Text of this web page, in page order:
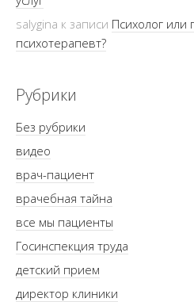
salygina к записи Психолог или
психотерапевт?
Рубрики
Без рубрики
видео
врач-пациент
врачебная тайна
все мы пациенты
Госинспекция труда
детский прием
директор клиники